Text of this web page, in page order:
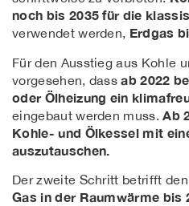
noch bis 2035 für die
verwendet werden, Erdgas
Für den Ausstieg aus Kohle
vorgesehen, dassab 2022
oder Ölheizung ein
eingebaut werden muss.Ab
Kohle- und Ölkessel mit
auszutauschen.
Der zweite Schritt betrifft
Gas in der Raumwärme bis